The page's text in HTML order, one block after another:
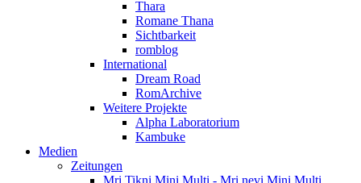
Thara
Romane Thana
Sichtbarkeit
romblog
International
Dream Road
RomArchive
Weitere Projekte
Alpha Laboratorium
Kambuke
Medien
Zeitungen
Mri Tikni Mini Multi - Mri nevi Mini Multi